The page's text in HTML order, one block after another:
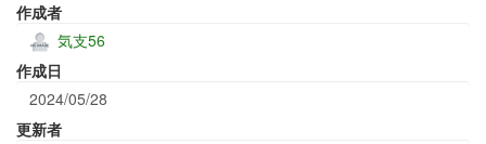
作成者
気支56
作成日
2024/05/28
更新者